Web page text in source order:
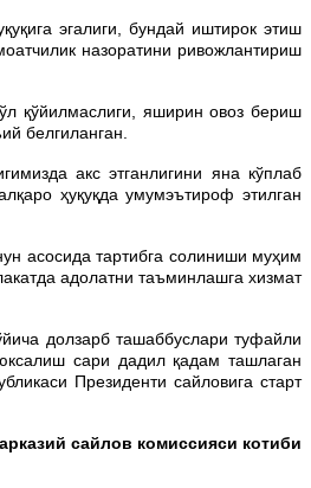
эгалиги, бундай иштирок этиш
назоратини ривожлантириш
қўйилмаслиги, яширин овоз бериш
белгиланган.
акс этганлигини яна кўплаб
ҳуқуқда умумэътироф этилган
асосида тартибга солиниши муҳим
адолатни таъминлашга хизмат
долзарб ташаббуслари туфайли
сари дадил қадам ташлаган
Президенти сайловига старт
сайлов комиссияси котиби